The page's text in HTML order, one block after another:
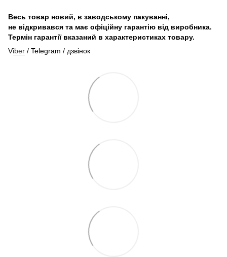
Весь товар новий, в заводському пакуванні,
не відкривався та має офіційну гарантію від виробника.
Термін гарантії вказаний в характеристиках товару.
Viber / Telegram / дзвінок